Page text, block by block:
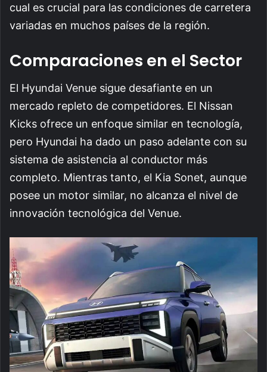
cual es crucial para las condiciones de carretera
variadas en muchos países de la región.
Comparaciones en el Sector
El Hyundai Venue sigue desafiante en un
mercado repleto de competidores. El Nissan
Kicks ofrece un enfoque similar en tecnología,
pero Hyundai ha dado un paso adelante con su
sistema de asistencia al conductor más
completo. Mientras tanto, el Kia Sonet, aunque
posee un motor similar, no alcanza el nivel de
innovación tecnológica del Venue.